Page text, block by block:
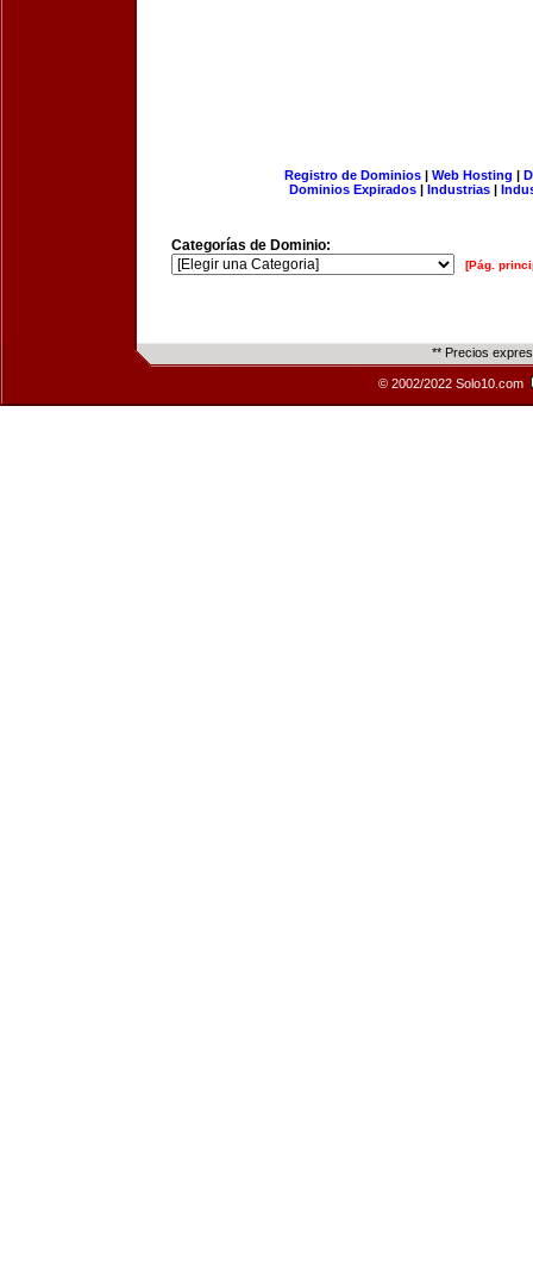
Registro de Dominios| Web Hosting |
Dominios Expirados | Industrias |
Categorías de Dominio:
[Pág.
** Precios
© 2002/2022 Solo10.com